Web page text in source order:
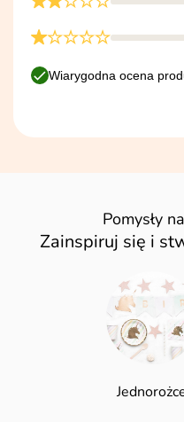
Wiarygodna ocena
Pomysły
Zainspiruj się i